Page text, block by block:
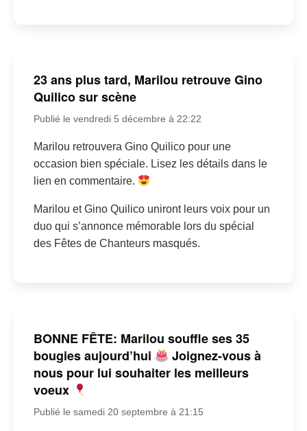
23 ans plus tard, Marilou retrouve Gino
Quilico sur scène
Publié le vendredi 5 décembre à 22:22
Marilou retrouvera Gino Quilico pour une
occasion bien spéciale. Lisez les détails dans le
lien en commentaire.
Marilou et Gino Quilico uniront leurs voix pour un
duo qui s’annonce mémorable lors du spécial
des Fêtes de Chanteurs masqués.
BONNE FÊTE: Marilou souffle ses 35
bougies aujourd’hui
Joignez-vous à
nous pour lui souhaiter les meilleurs
voeux
Publié le samedi 20 septembre à 21:15